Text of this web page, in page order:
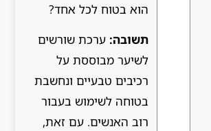
הוא בטוח לכל אחד?
תשובה: ערכת שורשים
לשיער מבוססת על
רכיבים טבעיים ונחשבת
בטוחה לשימוש בעבור
רוב האנשים. עם זאת,